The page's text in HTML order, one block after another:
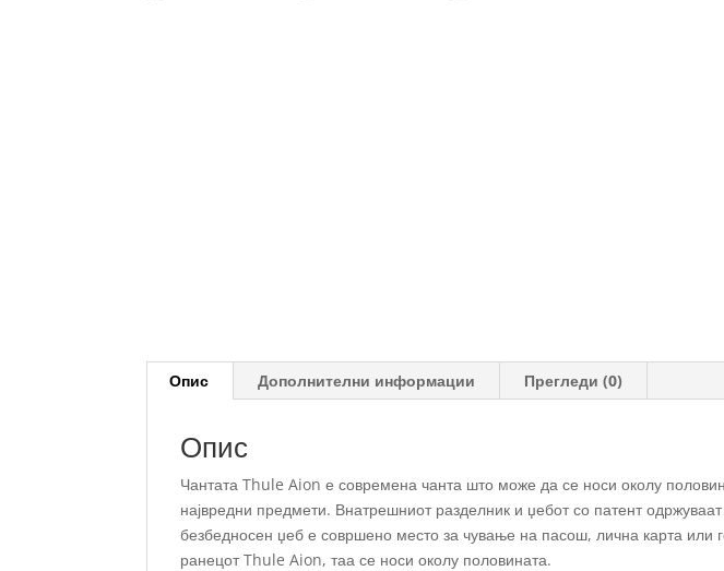
Опис Дополнителни информации Прегледи (0)
Опис
Чантата Thule Aion е современа чанта што може да се носи околу
највредни предмети. Внатрешниот разделник и џебот со патент
безбедносен џеб е совршено место за чување на пасош, лична карта или
ранецот Thule Aion, таа се носи околу половината.